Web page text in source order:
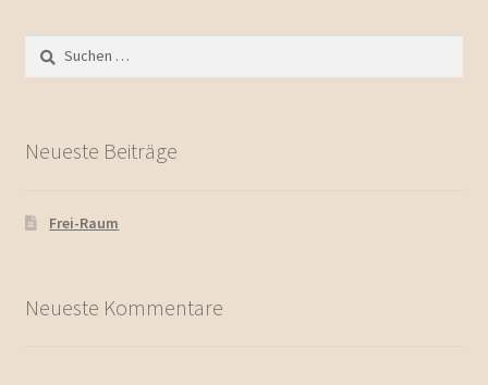
Suchen
nach:
Neueste Beiträge
Frei-Raum
Neueste Kommentare